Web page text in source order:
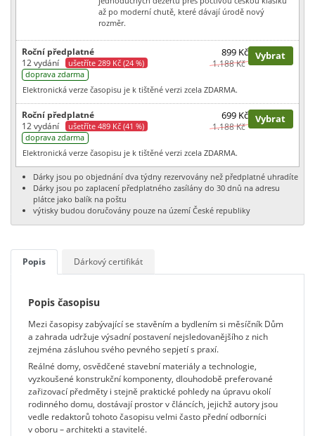
až po moderní chutě, které dávají úrodě nový
rozměr.
Roční předplatné
12 vydání
ušetříte 289 Kč (24 %)
doprava zdarma
899 Kč
1.188 Kč
Vybrat
Elektronická verze časopisu je k tištěné verzi zcela ZDARMA.
Roční předplatné
12 vydání
ušetříte 489 Kč (41 %)
doprava zdarma
699 Kč
1.188 Kč
Vybrat
Elektronická verze časopisu je k tištěné verzi zcela ZDARMA.
Dárky jsou po objednání dva týdny rezervovány než předplatné uhradíte
Dárky jsou po zaplacení předplatného zasílány do 30 dnů na adresu
plátce jako balík na poštu
výtisky budou doručovány pouze na území České republiky
Popis Dárkový certifikát
Popis časopisu
Mezi časopisy zabývající se stavěním a bydlením si měsíčník Dům
a zahrada udržuje výsadní postavení nejsledovanějšího z nich
zejména zásluhou svého pevného sepjetí s praxí.
Reálné domy, osvědčené stavební materiály a technologie,
vyzkoušené konstrukční komponenty, dlouhodobě preferované
zařizovací předměty i stejně praktické pohledy na úpravu okolí
rodinného domu, dostávají prostor v článcích, jejichž autory jsou
vedle redaktorů tohoto časopisu velmi často přední odborníci
v oboru – architekti a stavitelé.